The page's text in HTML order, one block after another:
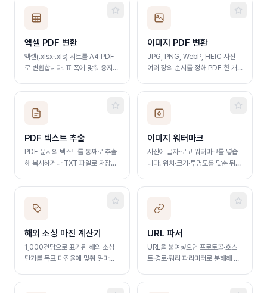
엑셀 PDF 변환
엑셀(.xlsx·.xls) 시트를 A4 PDF
로 변환합니다. 표 폭에 맞춰 용지
이미지 PDF 변환
JPG, PNG, WebP, HEIC 사진
여러 장의 순서를 정해 PDF 한 개
PDF 텍스트 추출
PDF 문서의 텍스트를 통째로 추출
해 복사하거나 TXT 파일로 저장합
이미지 워터마크
사진에 글자·로고 워터마크를 넣습
니다. 위치·크기·투명도를 맞춘 뒤
다
해외 소싱 마진 계산기
1,000건당으로 표기된 해외 소싱
단가를 목표 마진율에 맞춰 얼마에
URL 파서
URL을 붙여넣으면 프로토콜·호스
트·경로·쿼리 파라미터로 분해해 표
값 자동 디코딩